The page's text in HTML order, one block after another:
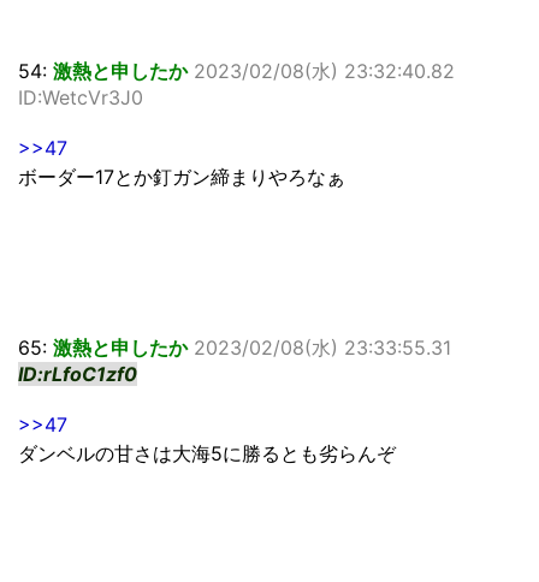
54: 激熱と申したか 2023/02/08(水) 23:32:40.82
ID:WetcVr3J0
>>47
ボーダー17とか釘ガン締まりやろなぁ
65: 激熱と申したか 2023/02/08(水) 23:33:55.31
ID:rLfoC1zf0
>>47
ダンベルの甘さは大海5に勝るとも劣らんぞ